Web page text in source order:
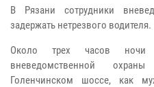
В Рязани сотрудники
задержать нетрезвого водителя.
Около трех часов ночи
вневедомственной
Голенчинском шоссе, как